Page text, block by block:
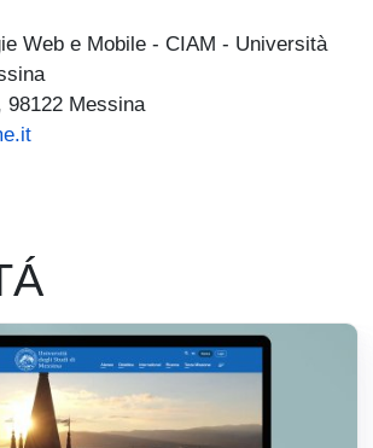
Web e Mobile - CIAM - Università
98122 Messina